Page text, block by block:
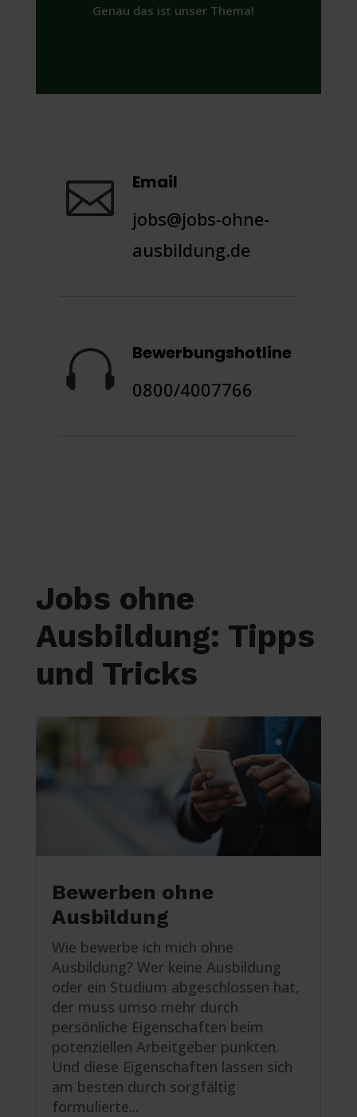
Genau das ist unser Thema!
 Email
jobs@jobs-ohne-
ausbildung.de
 Bewerbungshotline
0800/4007766
Jobs ohne
Ausbildung: Tipps
und Tricks
Bewerben ohne
Ausbildung
Wie bewerbe ich mich ohne
Ausbildung? Wer keine Ausbildung
oder ein Studium abgeschlossen hat,
der muss umso mehr durch
persönliche Eigenschaften beim
potenziellen Arbeitgeber punkten.
Und diese Eigenschaften lassen sich
am besten durch sorgfältig
formulierte...